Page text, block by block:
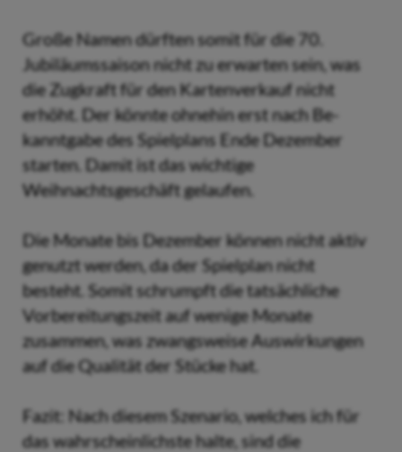
Große Namen dürften somit für die 70.
Jubiläumssaison nicht zu erwarten sein, was
die Zugkraft für den Kartenverkauf nicht
erhöht. Der könnte ohnehin erst nach Be-
kanntgabe des Spielplans Ende Dezember
starten. Damit ist das wichtige
Weihnachtsgeschäft gelaufen.
Die Monate bis Dezember können nicht aktiv
genutzt werden, da der Spielplan nicht
besteht. Somit schrumpft die tatsächliche
Vorbereitungszeit auf wenige Monate
zusammen, was zwangsweise Auswirkungen
auf die Qualität der Stücke hat.
Fazit: Nach diesem Szenario, welches ich für
das wahrscheinlichste halte, sind die